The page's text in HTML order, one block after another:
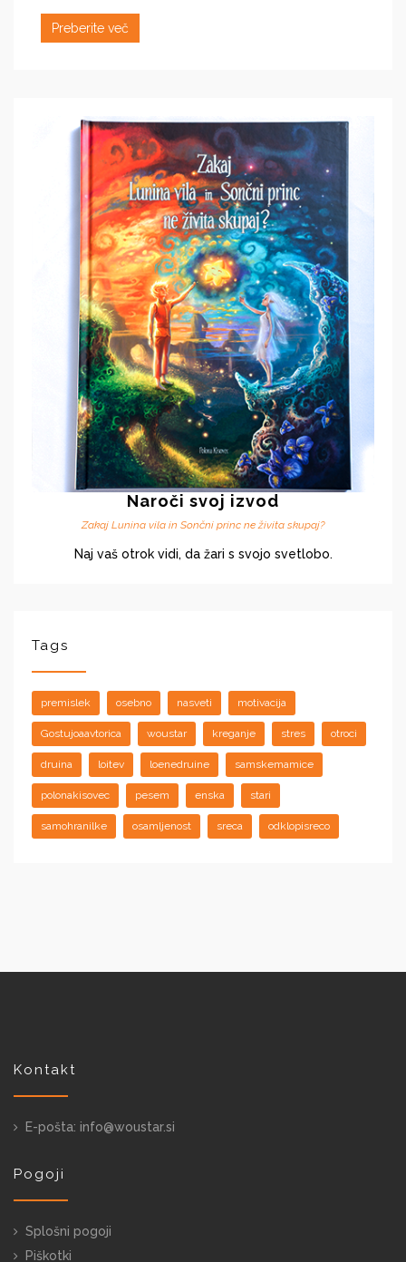
Preberite več
Naroči svoj izvod
Zakaj Lunina vila in Sončni princ ne živita skupaj?
Naj vaš otrok vidi, da žari s svojo svetlobo.
Tags
premislek osebno nasveti motivacija
Gostujoaavtorica woustar kreganje stres otroci
druina loitev loenedruine samskemamice
polonakisovec pesem enska stari
samohranilke osamljenost sreca odklopisreco
Kontakt
E-pošta: info@woustar.si
Pogoji
Splošni pogoji
Piškotki